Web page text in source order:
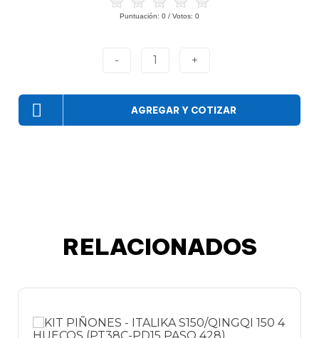
Puntuación: 0 / Votos: 0
- 1 +
AGREGAR Y COTIZAR
RELACIONADOS